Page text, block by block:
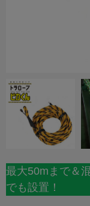
最大50mまで＆
でも設置！